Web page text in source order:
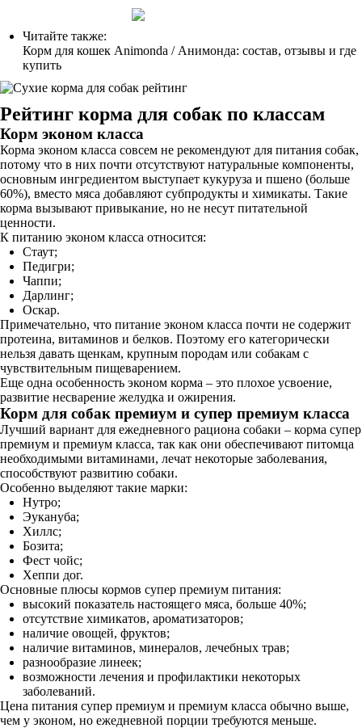
Читайте также:
Корм для кошек Animonda / Анимонда: состав, отзывы и где
купить
Рейтинг корма для собак по классам
Корм эконом класса
Корма эконом класса совсем не рекомендуют для питания собак,
потому что в них почти отсутствуют натуральные компоненты,
основным ингредиентом выступает кукуруза и пшено (больше
60%), вместо мяса добавляют субпродукты и химикаты. Такие
корма вызывают привыкание, но не несут питательной
ценности.
К питанию эконом класса относится:
Стаут;
Педигри;
Чаппи;
Дарлинг;
Оскар.
Примечательно, что питание эконом класса почти не содержит
протеина, витаминов и белков. Поэтому его категорически
нельзя давать щенкам, крупным породам или собакам с
чувствительным пищеварением.
Еще одна особенность эконом корма – это плохое усвоение,
развитие несварение желудка и ожирения.
Корм для собак премиум и супер премиум класса
Лучший вариант для ежедневного рациона собаки – корма супер
премиум и премиум класса, так как они обеспечивают питомца
необходимыми витаминами, лечат некоторые заболевания,
способствуют развитию собаки.
Особенно выделяют такие марки:
Нутро;
Эукануба;
Хиллс;
Бозита;
Фест чойс;
Хеппи дог.
Основные плюсы кормов супер премиум питания:
высокий показатель настоящего мяса, больше 40%;
отсутствие химикатов, ароматизаторов;
наличие овощей, фруктов;
наличие витаминов, минералов, лечебных трав;
разнообразие линеек;
возможности лечения и профилактики некоторых
заболеваний.
Цена питания супер премиум и премиум класса обычно выше,
чем у эконом, но ежедневной порции требуются меньше.